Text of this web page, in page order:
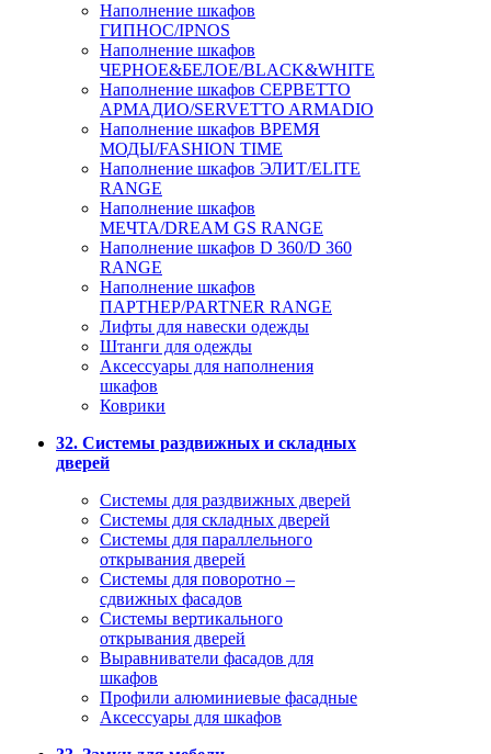
Наполнение шкафов
ГИПНОС/IPNOS
Наполнение шкафов
ЧЕРНОЕ&БЕЛОЕ/BLACK&WHITE
Наполнение шкафов СЕРВЕТТО
АРМАДИО/SERVETTO ARMADIO
Наполнение шкафов ВРЕМЯ
МОДЫ/FASHION TIME
Наполнение шкафов ЭЛИТ/ELITE
RANGE
Наполнение шкафов
МЕЧТА/DREAM GS RANGE
Наполнение шкафов D 360/D 360
RANGE
Наполнение шкафов
ПАРТНЕР/PARTNER RANGE
Лифты для навески одежды
Штанги для одежды
Аксессуары для наполнения
шкафов
Коврики
32. Системы раздвижных и складных
дверей
Системы для раздвижных дверей
Системы для складных дверей
Системы для параллельного
открывания дверей
Системы для поворотно –
сдвижных фасадов
Системы вертикального
открывания дверей
Выравниватели фасадов для
шкафов
Профили алюминиевые фасадные
Аксессуары для шкафов